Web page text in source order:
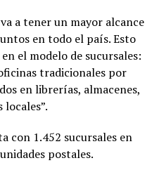
a tener un mayor alcance
en todo el país. Esto
el modelo de sucursales:
tradicionales por
en librerías, almacenes,
con 1.452 sucursales en
postales.